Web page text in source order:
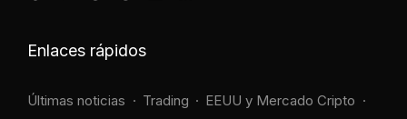
Enlaces rápidos
Últimas noticias Trading EEUU y Mercado Cripto